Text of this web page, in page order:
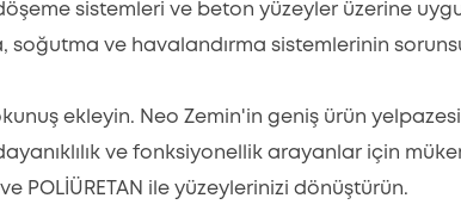
sistemleri ve beton yüzeyler üzerine
soğutma ve havalandırma sistemlerinin
ekleyin. Neo Zemin'in geniş ürün
ve fonksiyonellik arayanlar için
POLİÜRETAN ile yüzeylerinizi dönüştürün.